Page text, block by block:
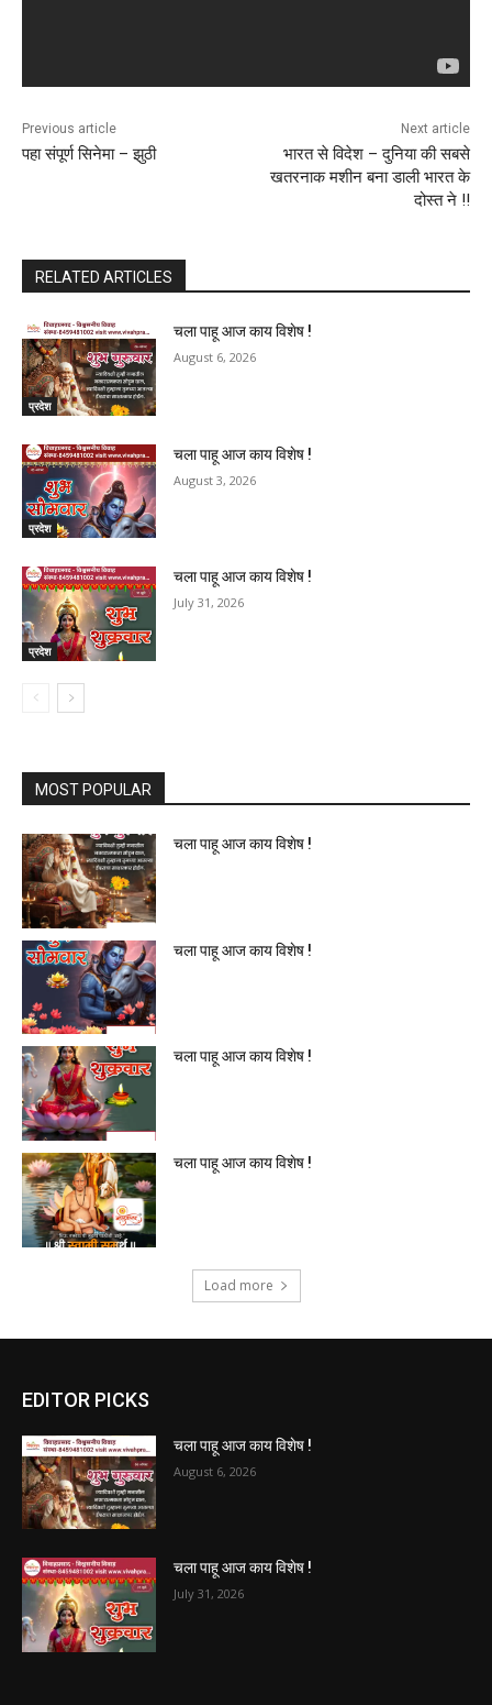
Previous article
पहा संपूर्ण सिनेमा – झुठी
Next article
भारत से विदेश – दुनिया की सबसे
खतरनाक मशीन बना डाली भारत के
दोस्त ने !!
RELATED ARTICLES
प्रदेश
चला पाहू आज काय विशेष !
August 6, 2026
प्रदेश
चला पाहू आज काय विशेष !
August 3, 2026
प्रदेश
चला पाहू आज काय विशेष !
July 31, 2026
MOST POPULAR
चला पाहू आज काय विशेष !
चला पाहू आज काय विशेष !
चला पाहू आज काय विशेष !
चला पाहू आज काय विशेष !
Load more
EDITOR PICKS
चला पाहू आज काय विशेष !
August 6, 2026
चला पाहू आज काय विशेष !
July 31, 2026